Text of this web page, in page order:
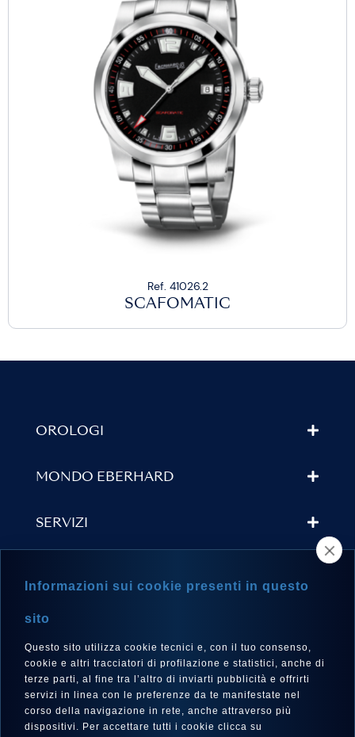
Ref. 41026.2
SCAFOMATIC
OROLOGI
MONDO EBERHARD
SERVIZI
LINGUA
Italiano
Informazioni sui cookie presenti in questo
sito
Questo sito utilizza cookie tecnici e, con il tuo consenso,
cookie e altri tracciatori di profilazione e statistici, anche di
terze parti, al fine tra l’altro di inviarti pubblicità e offrirti
servizi in linea con le preferenze da te manifestate nel
corso della navigazione in rete, anche attraverso più
dispositivi. Per accettare tutti i cookie clicca su